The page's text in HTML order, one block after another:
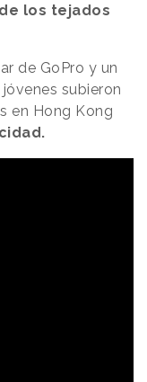
los tejados
de GoPro y un
subieron
en Hong Kong